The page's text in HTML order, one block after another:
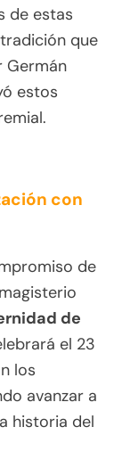
de estas
que
Germán
estos
con
de
de
el 23
los
avanzar a
historia del